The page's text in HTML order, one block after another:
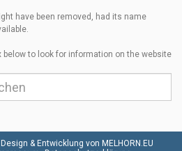
have been removed, had its name
below to look for information on the website
& Entwicklung von MELHORN.EU